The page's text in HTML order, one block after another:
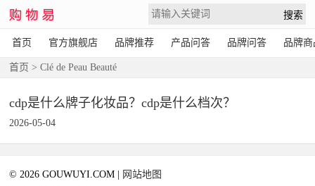
首页 官方旗舰店 品牌推荐 产品问答 品牌问答 品牌商
首页 > Clé de Peau Beauté
cdp是什么牌子化妆品？cdp是什么档次？
2026-05-04
© 2026 GOUWUYI.COM |
网站地图